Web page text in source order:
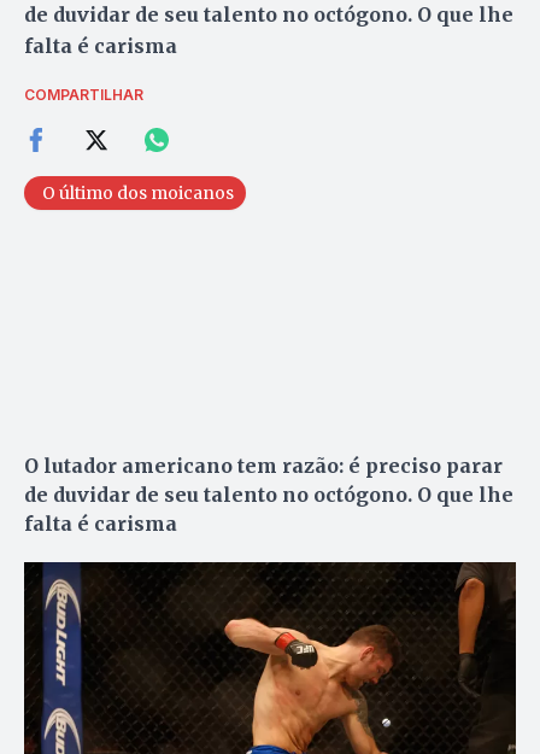
de duvidar de seu talento no octógono. O que lhe
falta é carisma
COMPARTILHAR
O último dos moicanos
O lutador americano tem razão: é preciso parar
de duvidar de seu talento no octógono. O que lhe
falta é carisma